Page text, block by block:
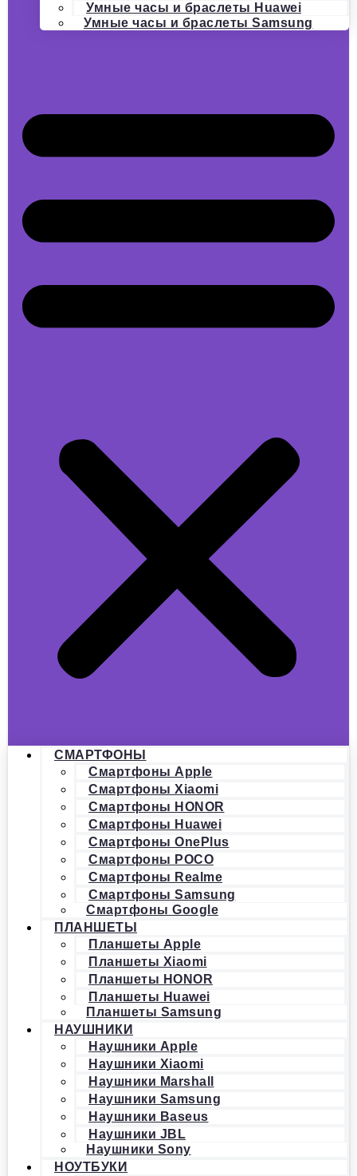
Умные часы и браслеты Huawei
Умные часы и браслеты Samsung
СМАРТФОНЫ
Смартфоны Apple
Смартфоны Xiaomi
Смартфоны HONOR
Смартфоны Huawei
Смартфоны OnePlus
Смартфоны POCO
Смартфоны Realme
Смартфоны Samsung
Смартфоны Google
ПЛАНШЕТЫ
Планшеты Apple
Планшеты Xiaomi
Планшеты HONOR
Планшеты Huawei
Планшеты Samsung
НАУШНИКИ
Наушники Apple
Наушники Xiaomi
Наушники Marshall
Наушники Samsung
Наушники Baseus
Наушники JBL
Наушники Sony
НОУТБУКИ